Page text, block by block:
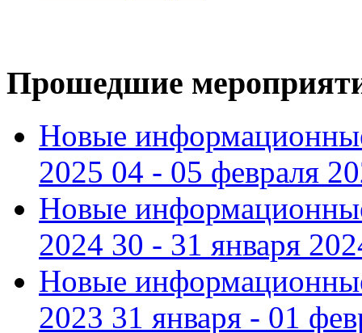
Прошедшие
Новые
2025 04 - 05 февраля
Новые
2024 30 - 31 января
Новые
2023 31 января - 01